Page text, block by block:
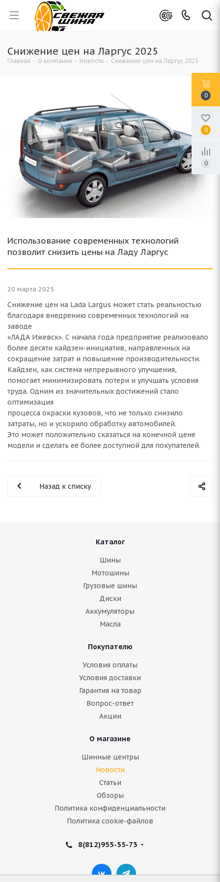
Снижение цен на Ларгус 2025
Главная - О компании - Новости - Снижение цен на Ларгус 2025
Использование современных технологий
позволит снизить цены на Ладу Ларгус
20 марта 2025
Снижение цен на Lada Largus может стать реальностью
благодаря внедрению современных технологий на
заводе
«ЛАДА Ижевск». С начала года предприятие реализовало
более десяти кайдзен-инициатив, направленных на
сокращение затрат и повышение производительности.
Кайдзен, как система непрерывного улучшения,
помогает минимизировать потери и улучшать условия
труда. Одним из значительных достижений стало
оптимизация
процесса окраски кузовов, что не только снизило
затраты, но и ускорило обработку автомобилей.
Это может положительно сказаться на конечной цене
модели и сделать её более доступной для покупателей.
Назад к списку
Каталог
Шины
Мотошины
Грузовые шины
Диски
Аккумуляторы
Масла
Покупателю
Условия оплаты
Условия доставки
Гарантия на товар
Вопрос-ответ
Акции
О магазине
Шинные центры
Новости
Статьи
Обзоры
Политика конфиденциальности
Политика cookie-файлов
8(812)955-55-73
0
0
0